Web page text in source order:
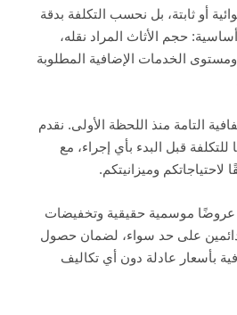
أو ثابتة، بل نحسب التكلفة بدقة
حجم الأثاث المراد نقله،
الخدمات الإضافية المطلوبة
التامة منذ اللحظة الأولى. نقدم
قبل البدء بأي إجراء، مع
لاحتياجاتكم وميزانيتكم.
عروضًا موسمية حقيقية وتخفيضات
على حد سواء، لضمان حصول
بأسعار عادلة دون أي تكاليف